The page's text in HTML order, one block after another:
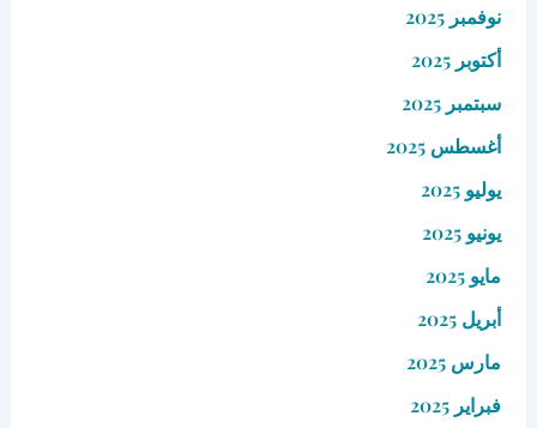
نوفمبر 2025
أكتوبر 2025
سبتمبر 2025
أغسطس 2025
يوليو 2025
يونيو 2025
مايو 2025
أبريل 2025
مارس 2025
فبراير 2025